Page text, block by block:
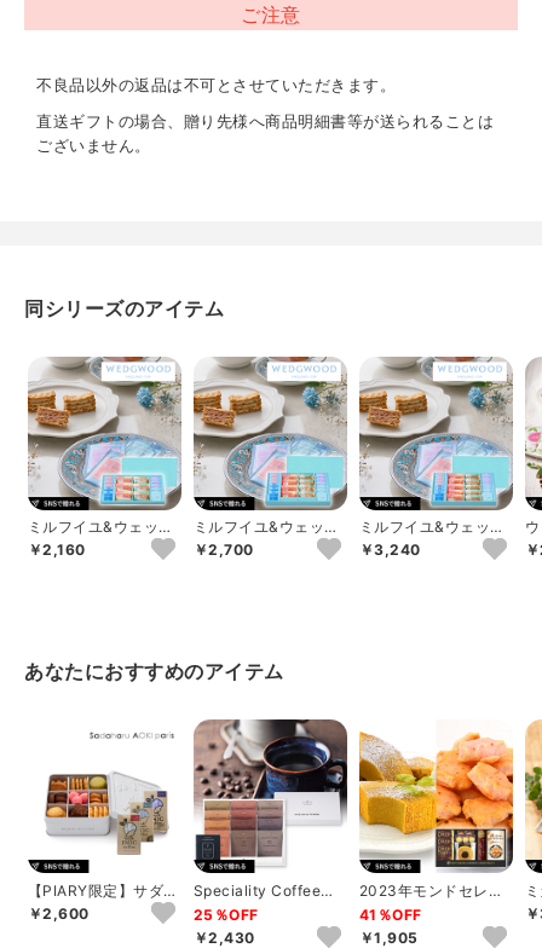
ご注意
不良品以外の返品は不可とさせていただきます。
直送ギフトの場合、贈り先様へ商品明細書等が送られることは
ございません。
同シリーズのアイテム
ミルフイユ&ウェッジ
ウッドティーバッグセ
ット 16個
￥2,160
ミルフイユ&ウェッジ
ウッドティーバッグセ
ット 20個
￥2,700
ミルフイユ&ウェッジ
ウッドティーバッグセ
ット 24個
￥3,240
あなたにおすすめのアイテム
【PIARY限定】サダハ
ル アオキ パリ コフレ
アソー...
￥2,600
Speciality Coffeeセ
ットC
25％OFF
￥2,430
2023年モンドセレク
ション銀賞受賞 セイ
コー珈琲＆和洋...
41％OFF
￥1,905